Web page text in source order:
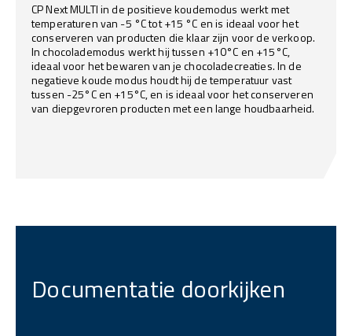
CP Next MULTI in de positieve koudemodus werkt met
temperaturen van -5 °C tot +15 °C en is ideaal voor het
conserveren van producten die klaar zijn voor de verkoop.
In chocolademodus werkt hij tussen +10°C en +15°C,
ideaal voor het bewaren van je chocoladecreaties. In de
negatieve koude modus houdt hij de temperatuur vast
tussen -25°C en +15°C, en is ideaal voor het conserveren
van diepgevroren producten met een lange houdbaarheid.
Documentatie doorkijken